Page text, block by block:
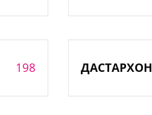
198 ДАСТАРХОН